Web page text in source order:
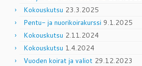
Kokouskutsu 23.3.2025
Pentu- ja nuorikoirakurssi 9.1.2025
Kokouskutsu 2.11.2024
Kokouskutsu 1.4.2024
Vuoden koirat ja valiot 29.12.2023